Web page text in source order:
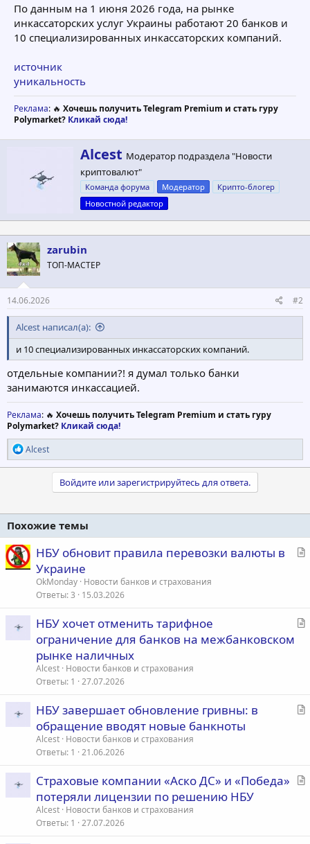
По данным на 1 июня 2026 года, на рынке
инкассаторских услуг Украины работают 20 банков и
10 специализированных инкассаторских компаний.
источник
уникальность
Реклама: 🔥 Хочешь получить Telegram Premium и стать гуру
Polymarket? Кликай сюда!
А
в
т
р
Alcest Модератор подраздела "Новости
криптовалют"
Команда форума Модератор
Крипто-блогер
Новостной редактор
zarubin
ТОП-МАСТЕР
14.06.2026 #2
Alcest написал(а):
и 10 специализированных инкассаторских компаний.
отдельные компании?! я думал только банки
занимаются инкассацией.
Реклама: 🔥 Хочешь получить Telegram Premium и стать гуру
Polymarket? Кликай сюда!
Р
е
а
и
:
Alcest
Войдите или зарегистрируйтесь для ответа.
Похожие темы
С
я
НБУ обновит правила перевозки валюты в
Украине
OkMonday Новости банков и страхования
Ответы 3 15.03.2026
С
НБУ хочет отменить тарифное
ограничение для банков на межбанковском
рынке наличных
Alcest Новости банков и страхования
Ответы 1 27.07.2026
С
я
НБУ завершает обновление гривны: в
обращение вводят новые банкноты
Alcest Новости банков и страхования
Ответы 1 21.06.2026
С
Страховые компании «Аско ДС» и «Победа»
потеряли лицензии по решению НБУ
Alcest Новости банков и страхования
Ответы 1 27.07.2026